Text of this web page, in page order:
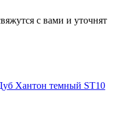
с вами и уточнят
Хантон темный ST10